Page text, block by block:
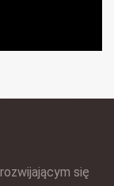
się